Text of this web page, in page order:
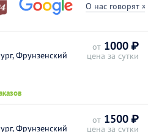
О нас говорят »
Фрунзенский
от 1000 ₽
цена за сутки
Фрунзенский
от 1500 ₽
цена за сутки